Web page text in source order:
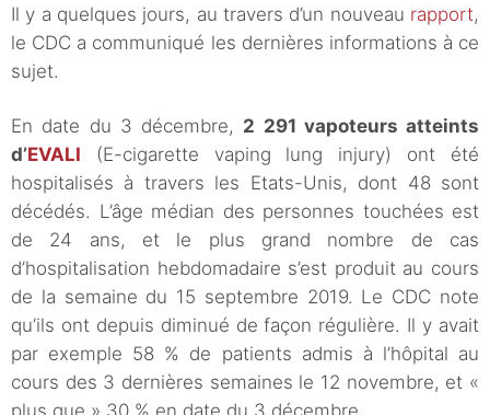
Il y a quelques jours, au travers d’un nouveau rapport,
le CDC a communiqué les dernières informations à ce
sujet.
En date du 3 décembre, 2 291 vapoteurs atteints
d’EVALI (E-cigarette vaping lung injury) ont été
hospitalisés à travers les Etats-Unis, dont 48 sont
décédés. L’âge médian des personnes touchées est
de 24 ans, et le plus grand nombre de cas
d’hospitalisation hebdomadaire s’est produit au cours
de la semaine du 15 septembre 2019. Le CDC note
qu’ils ont depuis diminué de façon régulière. Il y avait
par exemple 58 % de patients admis à l’hôpital au
cours des 3 dernières semaines le 12 novembre, et «